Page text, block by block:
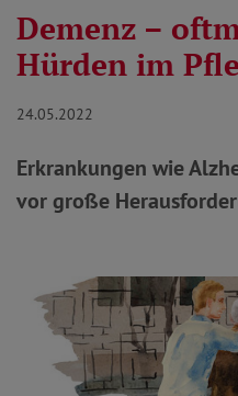
Demenz –
Hürden im
24.05.2022
Erkrankungen wie
vor große